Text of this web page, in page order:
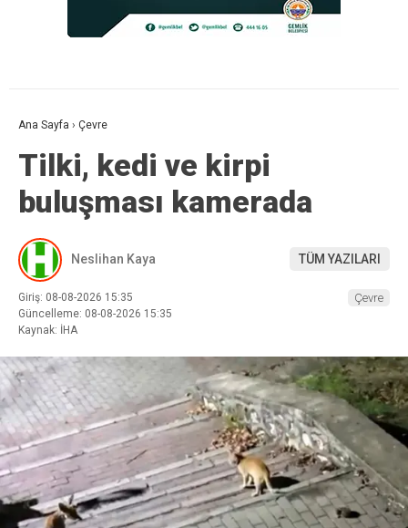
Ana Sayfa › Çevre
Tilki, kedi ve kirpi
buluşması kamerada
Neslihan Kaya TÜM YAZILARI
Giriş: 08-08-2026 15:35
Güncelleme: 08-08-2026 15:35
Kaynak: İHA
Çevre